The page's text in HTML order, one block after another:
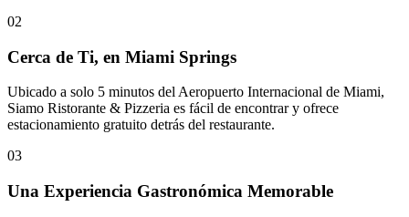
02
Cerca de Ti, en Miami Springs
Ubicado a solo 5 minutos del Aeropuerto Internacional de Miami,
Siamo Ristorante & Pizzeria es fácil de encontrar y ofrece
estacionamiento gratuito detrás del restaurante.
03
Una Experiencia Gastronómica Memorable